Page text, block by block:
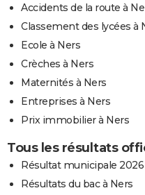
Accidents de la route à
Classement des lycées à
Ecole à Ners
Crèches à Ners
Maternités à Ners
Entreprises à Ners
Prix immobilier à Ners
Tous les résultats
Résultat municipale 2026
Résultats du bac à Ners